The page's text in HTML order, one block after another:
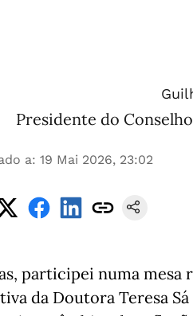
Presidente do
a: 19 Mai 2026, 23:02
participei numa mesa
da Doutora Teresa